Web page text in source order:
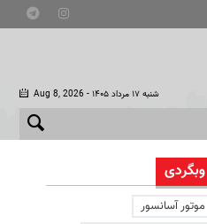
Aug 8, 2026 - شنبه ۱۷ مرداد ۱۴۰۵
وبگردی
موتور آسانسور